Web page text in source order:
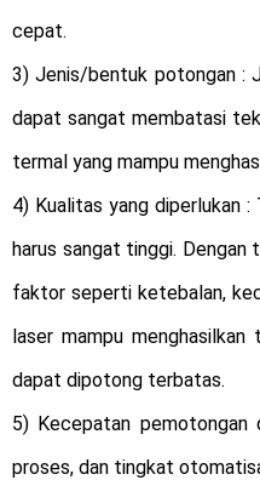
cepat.
3) Jenis/bentuk potongan :
dapat sangat membatasi
termal yang mampu
4) Kualitas yang diperlukan
harus sangat tinggi.
faktor seperti ketebalan,
laser mampu
dapat dipotong terbatas.
5) Kecepatan pemotongan
proses, dan tingkat